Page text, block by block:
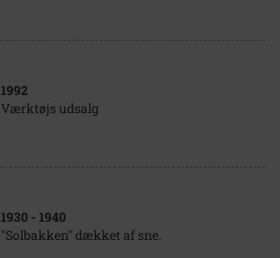
1992
Værktøjs udsalg
1930 - 1940
"Solbakken" dækket af sne.